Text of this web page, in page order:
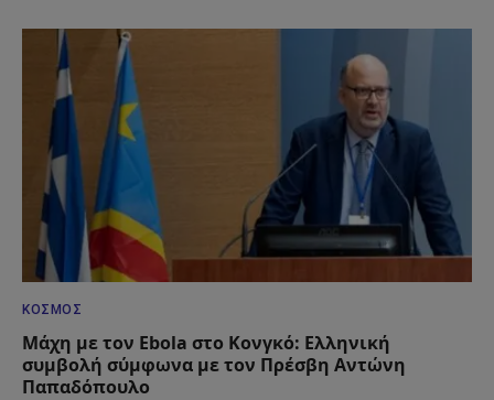
ΚΌΣΜΟΣ
Μάχη με τον Ebola στο Κονγκό: Ελληνική
συμβολή σύμφωνα με τον Πρέσβη Αντώνη
Παπαδόπουλο